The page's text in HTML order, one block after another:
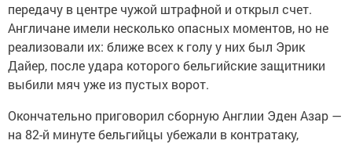
передачу в центре чужой штрафной и открыл счет.
Англичане имели несколько опасных моментов, но не
реализовали их: ближе всех к голу у них был Эрик
Дайер, после удара которого бельгийские защитники
выбили мяч уже из пустых ворот.
Окончательно приговорил сборную Англии Эден Азар —
на 82-й минуте бельгийцы убежали в контратаку,